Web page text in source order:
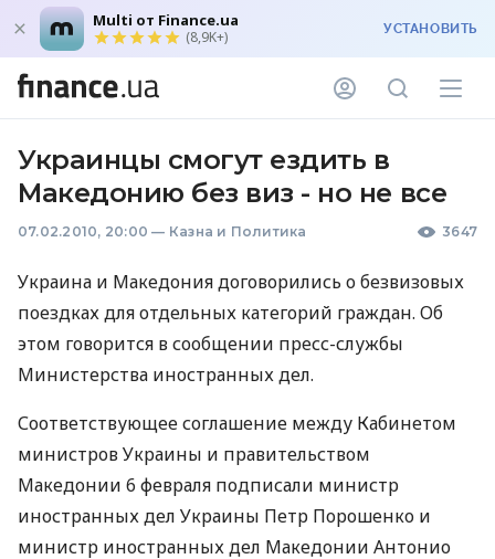
Multi от Finance.ua
(8,9K+) УСТАНОВИТЬ
Украинцы смогут ездить в
Македонию без виз - но не все
07.02.2010, 20:00 — Казна и Политика 3647
Украина и Македония договорились о безвизовых
поездках для отдельных категорий граждан. Об
этом говорится в сообщении пресс-службы
Министерства иностранных дел.
Соответствующее соглашение между Кабинетом
министров Украины и правительством
Македонии 6 февраля подписали министр
иностранных дел Украины Петр Порошенко и
министр иностранных дел Македонии Антонио